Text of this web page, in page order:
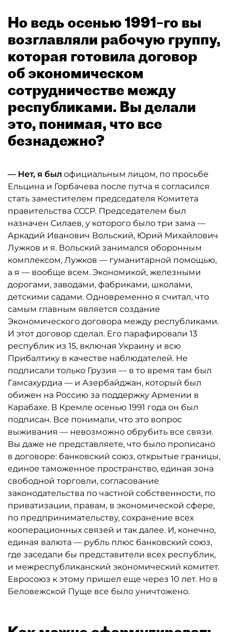
Но ведь осенью 1991–го вы
возглавляли рабочую группу,
которая готовила договор
об экономическом
сотрудничестве между
республиками. Вы делали
это, понимая, что все
безнадежно?
— Нет, я был официальным лицом, по просьбе
Ельцина и Горбачева после путча я согласился
стать заместителем председателя Комитета
правительства СССР. Председателем был
назначен Силаев, у которого было три зама —
Аркадий Иванович Вольский, Юрий Михайлович
Лужков и я. Вольский занимался оборонным
комплексом, Лужков — гуманитарной помощью,
а я — вообще всем. Экономикой, железными
дорогами, заводами, фабриками, школами,
детскими садами. Одновременно я считал, что
самым главным является создание
Экономического договора между республиками.
И этот договор сделал. Его парафировали 13
республик из 15, включая Украину и всю
Прибалтику в качестве наблюдателей. Не
подписали только Грузия — в то время там был
Гамсахурдиа — и Азербайджан, который был
обижен на Россию за поддержку Армении в
Карабахе. В Кремле осенью 1991 года он был
подписан. Все понимали, что это вопрос
выживания — невозможно обрубить все связи.
Вы даже не представляете, что было прописано
в договоре: банковский союз, открытые границы,
единое таможенное пространство, единая зона
свободной торговли, согласование
законодательства по частной собственности, по
приватизации, правам, в экономической сфере,
по предпринимательству, сохранение всех
кооперационных связей и так далее. И, конечно,
единая валюта — рубль плюс банковский союз,
где заседали бы представители всех республик,
и межреспубликанский экономический комитет.
Евросоюз к этому пришел еще через 10 лет. Но в
Беловежской Пуще все было уничтожено.